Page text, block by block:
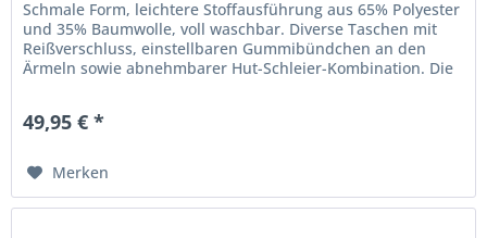
Schmale Form, leichtere Stoffausführung aus 65% Polyester
und 35% Baumwolle, voll waschbar. Diverse Taschen mit
Reißverschluss, einstellbaren Gummibündchen an den
Ärmeln sowie abnehmbarer Hut-Schleier-Kombination. Die
49,95 € *
Merken